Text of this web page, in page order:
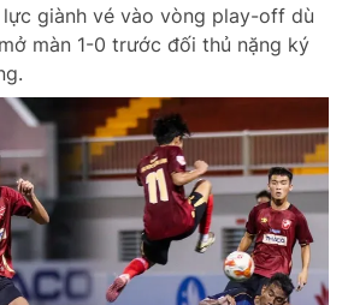
lực giành vé vào vòng play-off dù
màn 1-0 trước đối thủ nặng ký